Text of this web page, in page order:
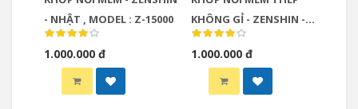
- NHẬT , MODEL : Z-15000
1.000.000 đ
KHÔNG GỈ - ZENSHIN -
1.000.000 đ